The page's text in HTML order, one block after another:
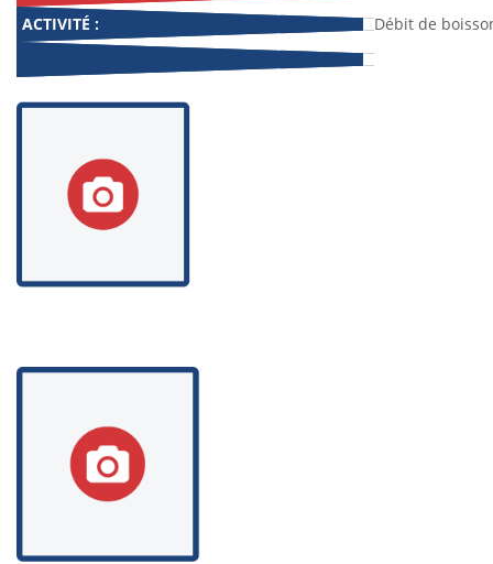
ACTIVITÉ :
Débit de